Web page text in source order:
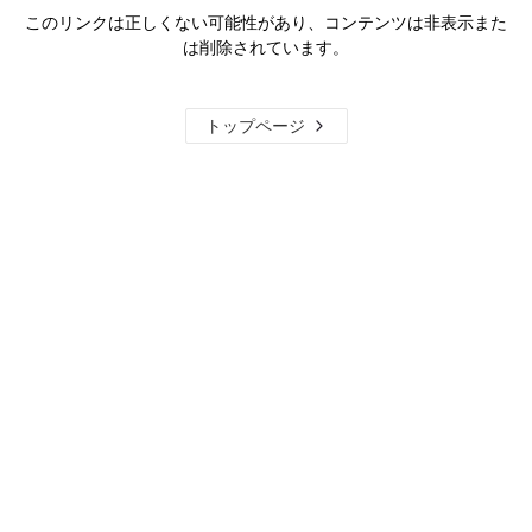
このリンクは正しくない可能性があり、コンテンツは非表示また
は削除されています。
トップページ